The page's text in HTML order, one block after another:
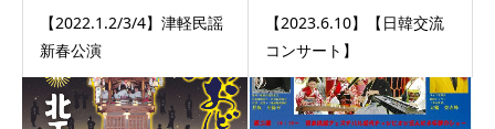
【2022.1.2/3/4】津軽民謡
新春公演
【2023.6.10】【日韓交流
コンサート】